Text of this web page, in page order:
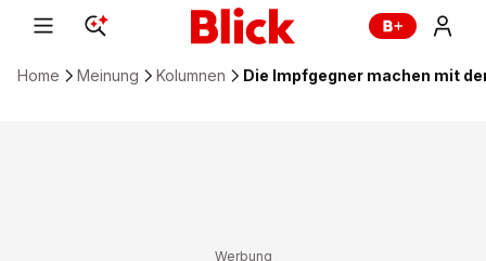
Home Meinung Kolumnen Die Impfgegner machen mit